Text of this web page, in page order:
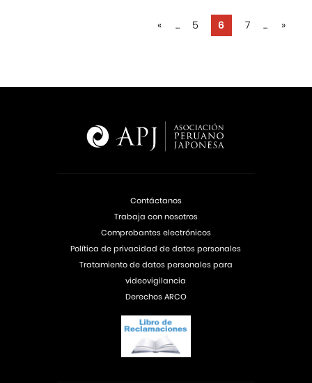
« ... 5 6 7 ... »
Contáctanos
Trabaja con nosotros
Comprobantes electrónicos
Política de privacidad de datos personales
Tratamiento de datos personales para
videovigilancia
Derechos ARCO